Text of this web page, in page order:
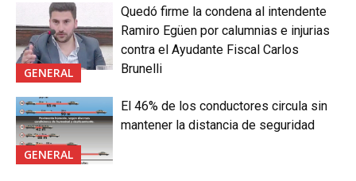
GENERAL
Quedó firme la condena al intendente
Ramiro Egüen por calumnias e injurias
contra el Ayudante Fiscal Carlos
Brunelli
GENERAL
El 46% de los conductores circula sin
mantener la distancia de seguridad